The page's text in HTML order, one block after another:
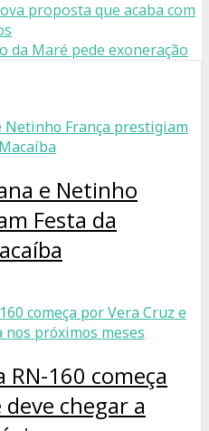
proposta que acaba com
da Maré pede exoneração
e Netinho
Festa da
RN-160 começa
chegar a